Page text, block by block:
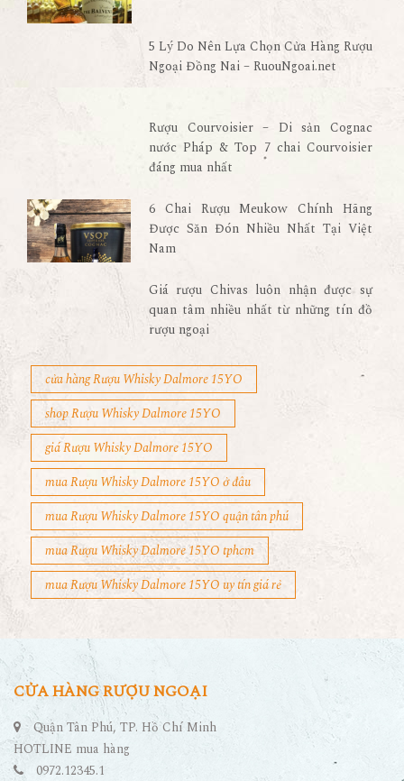
5 Lý Do Nên Lựa Chọn Cửa Hàng Rượu
Ngoại Đồng Nai – RuouNgoai.net
Rượu Courvoisier – Di sản Cognac
nước Pháp & Top 7 chai Courvoisier
đáng mua nhất
6 Chai Rượu Meukow Chính Hãng
Được Săn Đón Nhiều Nhất Tại Việt
Nam
Giá rượu Chivas luôn nhận được sự
quan tâm nhiều nhất từ những tín đồ
rượu ngoại
cửa hàng Rượu Whisky Dalmore 15YO
shop Rượu Whisky Dalmore 15YO
giá Rượu Whisky Dalmore 15YO
mua Rượu Whisky Dalmore 15YO ở đâu
mua Rượu Whisky Dalmore 15YO quận tân phú
mua Rượu Whisky Dalmore 15YO tphcm
mua Rượu Whisky Dalmore 15YO uy tín giá rẻ
CỬA HÀNG RƯỢU NGOẠI
Quận Tân Phú, TP. Hồ Chí Minh
HOTLINE mua hàng
0972.12345.1